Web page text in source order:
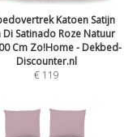
Katoen Satijn
Di Satinado Roze Natuur
Cm Zo!Home - Dekbed-
Discounter.nl
€ 119